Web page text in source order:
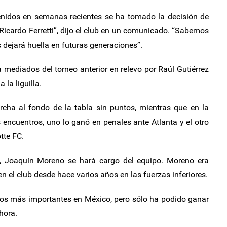
en semanas recientes se ha tomado la decisión de
Ferretti”, dijo el club en un comunicado. “Sabemos
huella en futuras generaciones”.
del torneo anterior en relevo por Raúl Gutiérrez
la liguilla.
al fondo de la tabla sin puntos, mientras que en la
uno lo ganó en penales ante Atlanta y el otro
FC.
Moreno se hará cargo del equipo. Moreno era
el club desde hace varios años en las fuerzas inferiores.
más importantes en México, pero sólo ha podido ganar